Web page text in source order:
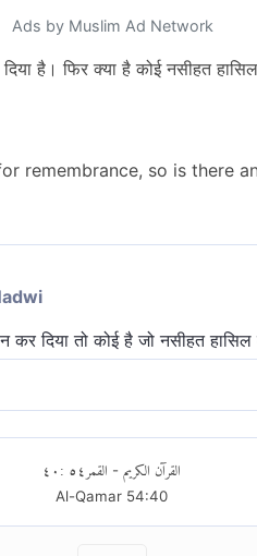
Ads by Muslim Ad Network
है। फिर क्या है कोई नसीहत
remembrance, so is there
दिया तो कोई है जो नसीहत
القرآن الكريم - القمر٥٤:٤٠
Al-Qamar 54:40